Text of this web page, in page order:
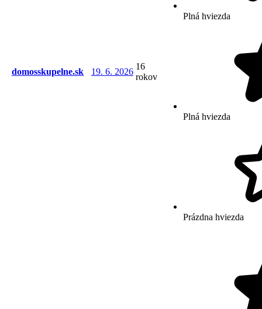
domosskupelne.sk 19. 6. 2026
16
rokov
Plná hviezda
Plná hviezda
Prázdna hviezda